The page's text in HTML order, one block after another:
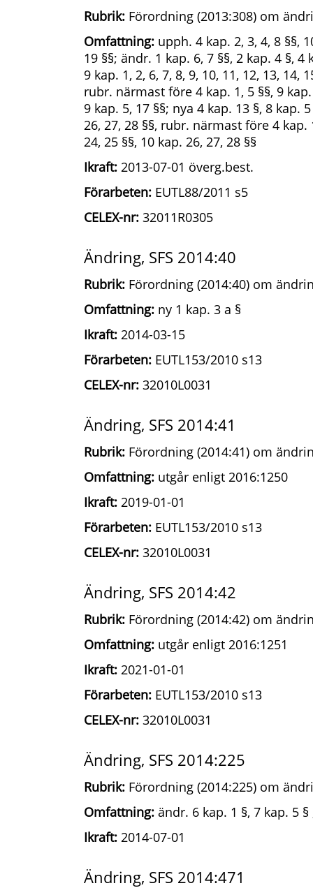
Rubrik: Förordning (2013:308) om
Omfattning: upph. 4 kap. 2, 3, 4, 8 §§,
19 §§; ändr. 1 kap. 6, 7 §§, 2 kap. 4 §, 4
9 kap. 1, 2, 6, 7, 8, 9, 10, 11, 12, 13, 14,
rubr. närmast före 4 kap. 1, 5 §§, 9
9 kap. 5, 17 §§; nya 4 kap. 13 §, 8 kap.
26, 27, 28 §§, rubr. närmast före 4 kap.
24, 25 §§, 10 kap. 26, 27, 28 §§
Ikraft: 2013-07-01 överg.best.
Förarbeten: EUTL88/2011 s5
CELEX-nr: 32011R0305
Ändring, SFS 2014:40
Rubrik: Förordning (2014:40) om
Omfattning: ny 1 kap. 3 a §
Ikraft: 2014-03-15
Förarbeten: EUTL153/2010 s13
CELEX-nr: 32010L0031
Ändring, SFS 2014:41
Rubrik: Förordning (2014:41) om
Omfattning: utgår enligt 2016:1250
Ikraft: 2019-01-01
Förarbeten: EUTL153/2010 s13
CELEX-nr: 32010L0031
Ändring, SFS 2014:42
Rubrik: Förordning (2014:42) om
Omfattning: utgår enligt 2016:1251
Ikraft: 2021-01-01
Förarbeten: EUTL153/2010 s13
CELEX-nr: 32010L0031
Ändring, SFS 2014:225
Rubrik: Förordning (2014:225) om
Omfattning: ändr. 6 kap. 1 §, 7 kap. 5 §
Ikraft: 2014-07-01
Ändring, SFS 2014:471